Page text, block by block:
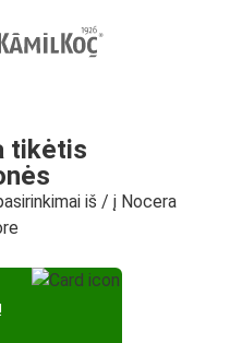
tikėtis
iš / į Nocera